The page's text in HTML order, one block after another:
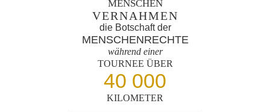
MENSCHEN
VERNAHMEN
die Botschaft der
MENSCHENRECHTE
während einer
TOURNEE ÜBER
40 000
KILOMETER